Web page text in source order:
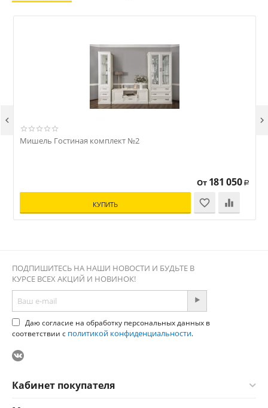
Мишель Гостиная комплект №2
От 181 050 Р
КУПИТЬ
 
ПОДПИШИТЕСЬ НА НАШИ НОВОСТИ И БУДЬТЕ В
КУРСЕ ВСЕХ АКЦИЙ И НОВИНОК!
Даю согласие на обработку персональных данных в
соответствии с политикой конфиденциальности.
Кабинет покупателя